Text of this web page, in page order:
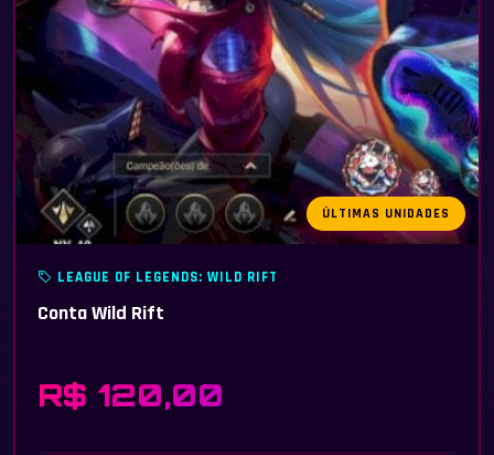
ÚLTIMAS UNIDADES
LEAGUE OF LEGENDS: WILD RIFT
Conta Wild Rift
R$ 120,00